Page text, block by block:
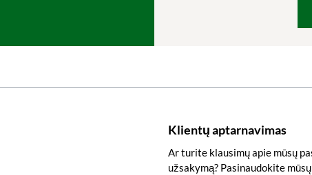
Klientų aptarnavimas
Ar turite klausimų apie mūsų
užsakymą? Pasinaudokite mūsų